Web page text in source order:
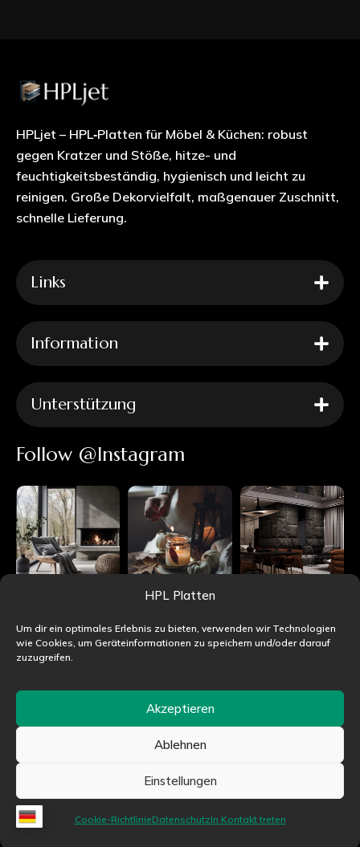
HPL Platten
Um dir ein optimales Erlebnis zu bieten, verwenden wir Technologien
wie Cookies, um Geräteinformationen zu speichern und/oder darauf
zuzugreifen.
Akzeptieren
Ablehnen
Einstellungen
Cookie-RichtlinieDatenschutzIn Kontakt treten
HPLjet – HPL‑Platten für Möbel & Küchen: robust
gegen Kratzer und Stöße, hitze- und
feuchtigkeitsbeständig, hygienisch und leicht zu
reinigen. Große Dekorvielfalt, maßgenauer Zuschnitt,
schnelle Lieferung.
Links
Information
Unterstützung
Follow @Instagram
©HPLjet.de alle Rechte vorbehalten